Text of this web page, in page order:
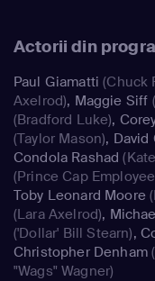
Actorii din
Paul Giamatti (Chuck
Axelrod), Maggie Siff
(Bradford Luke),
(Taylor Mason), David
Condola Rashad
(Prince Cap
Toby Leonard Moore
(Lara Axelrod),
('Dollar' Bill Stearn),
Christopher Denham
"Wags" Wagner)